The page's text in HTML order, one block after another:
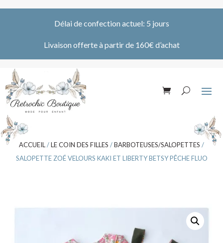
Délai de confection actuel: 5 jours
Livaison offerte à partir de 160€ d’achat
ACCUEIL /LE COIN DES FILLES /BARBOTEUSES/SALOPETTES /
SALOPETTE ZOÉ VELOURS KAKI ET LIBERTY BETSY PÊCHE FLUO